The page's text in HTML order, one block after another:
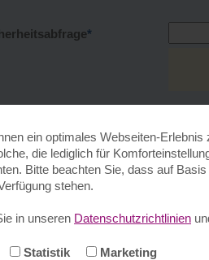
ein optimales Webseiten-
die lediglich für
Bitte beachten Sie, dass auf
stehen.
in unseren Datenschutzrichtlinien
Statistik
Marketing
*
Spenden